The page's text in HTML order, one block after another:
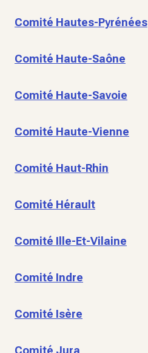
Comité Hautes-Pyrénées
Comité Haute-Saône
Comité Haute-Savoie
Comité Haute-Vienne
Comité Haut-Rhin
Comité Hérault
Comité Ille-Et-Vilaine
Comité Indre
Comité Isère
Comité Jura